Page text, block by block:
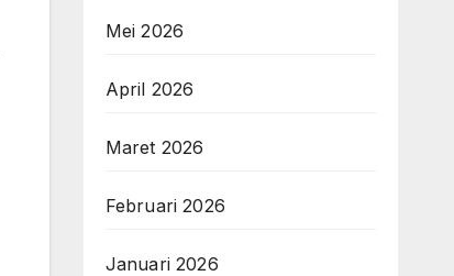
Mei 2026
April 2026
Maret 2026
Februari 2026
Januari 2026